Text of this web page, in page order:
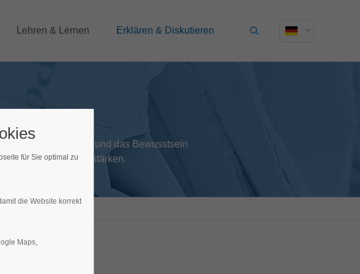
Lehren & Lernen Erklären & Diskutieren
zu machen und das Bewusstsein
Öffentlichkeit zu stärken.
für Sie optimal zu
die Website korrekt
Maps,